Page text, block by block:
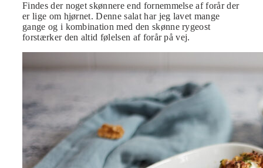
Findes der noget skønnere end fornemmelse af forår der
er lige om hjørnet. Denne salat har jeg lavet mange
gange og i kombination med den skønne rygeost
forstærker den altid følelsen af forår på vej.